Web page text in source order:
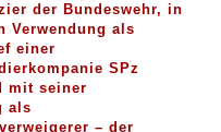
der Bundeswehr, in
Verwendung als
einer
SPz
mit seiner
als
– der